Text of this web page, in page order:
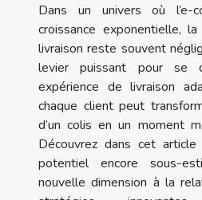
Dans un univers où l’e-
croissance exponentielle,
livraison reste souvent
levier puissant pour se
expérience de livraison
chaque client peut
d’un colis en un moment
Découvrez dans cet
potentiel encore sous-
nouvelle dimension à la